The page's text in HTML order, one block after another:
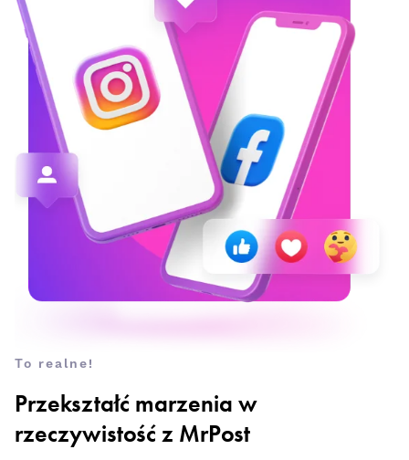
To realne!
Przekształć marzenia w
rzeczywistość z MrPost